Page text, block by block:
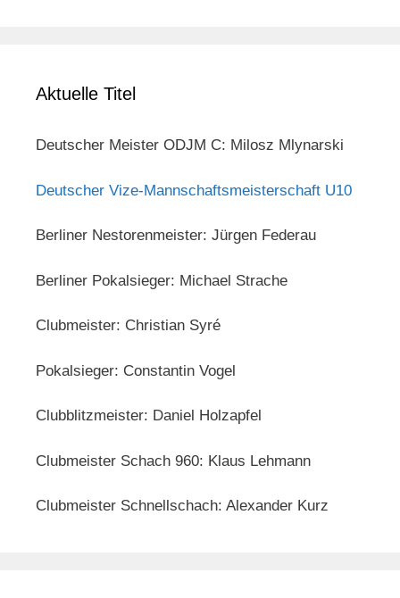
Aktuelle Titel
Deutscher Meister ODJM C: Milosz Mlynarski
Deutscher Vize-Mannschaftsmeisterschaft U10
Berliner Nestorenmeister: Jürgen Federau
Berliner Pokalsieger: Michael Strache
Clubmeister: Christian Syré
Pokalsieger: Constantin Vogel
Clubblitzmeister: Daniel Holzapfel
Clubmeister Schach 960: Klaus Lehmann
Clubmeister Schnellschach: Alexander Kurz